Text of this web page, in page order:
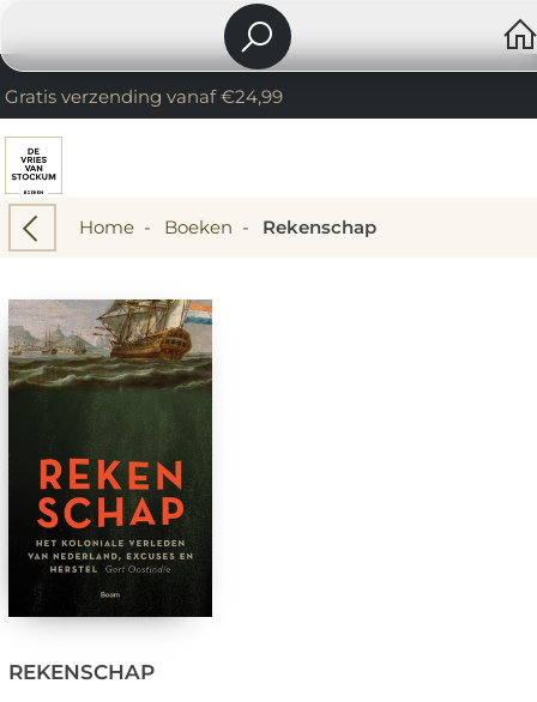
Gratis verzending vanaf €24,99
Home- Boeken - Rekenschap
REKENSCHAP